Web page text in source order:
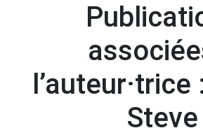
Steve